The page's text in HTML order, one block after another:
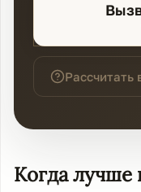
Рассчитать
Когда